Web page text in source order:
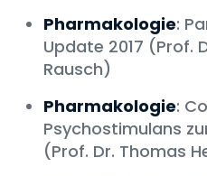
Pharmakologie:
Update 2017 (Prof.
Rausch)
Pharmakologie:
Psychostimulans
(Prof. Dr. Thomas